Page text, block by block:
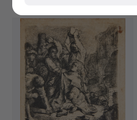
Utvalt
föremål